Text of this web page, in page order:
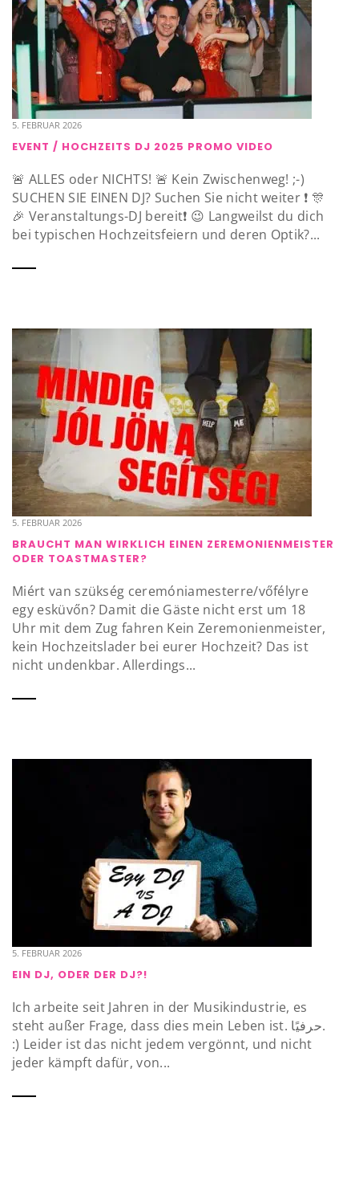
5. FEBRUAR 2026
EVENT / HOCHZEITS DJ 2025 PROMO VIDEO
🚨 ALLES oder NICHTS! 🚨 Kein Zwischenweg! ;-)
SUCHEN SIE EINEN DJ? Suchen Sie nicht weiter ❗️ 🎊
🎉 Veranstaltungs-DJ bereit❗️ 😉 Langweilst du dich
bei typischen Hochzeitsfeiern und deren Optik?...
5. FEBRUAR 2026
BRAUCHT MAN WIRKLICH EINEN ZEREMONIENMEISTER
ODER TOASTMASTER?
Miért van szükség ceremóniamesterre/vőfélyre
egy esküvőn? Damit die Gäste nicht erst um 18
Uhr mit dem Zug fahren Kein Zeremonienmeister,
kein Hochzeitslader bei eurer Hochzeit? Das ist
nicht undenkbar. Allerdings...
5. FEBRUAR 2026
EIN DJ, ODER DER DJ?!
Ich arbeite seit Jahren in der Musikindustrie, es
steht außer Frage, dass dies mein Leben ist. حرفيًا.
:) Leider ist das nicht jedem vergönnt, und nicht
jeder kämpft dafür, von...